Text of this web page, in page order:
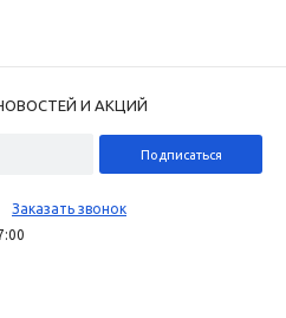
И АКЦИЙ
Заказать звонок